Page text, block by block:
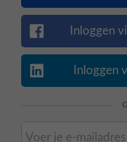
Inloggen
Inloggen